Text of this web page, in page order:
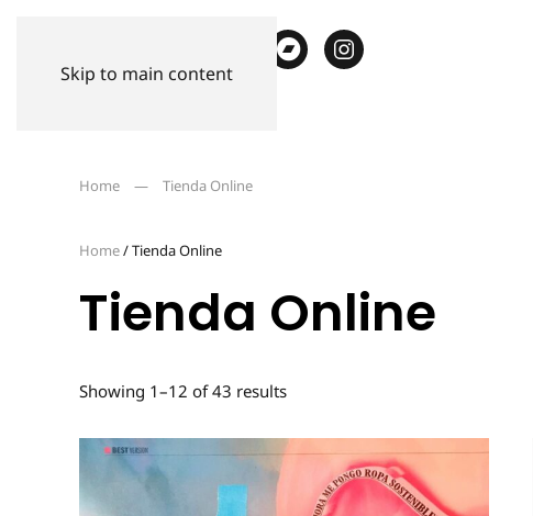
Skip to main content
Home Tienda Online
Home/ Tienda Online
Tienda Online
Showing 1–12 of 43 results